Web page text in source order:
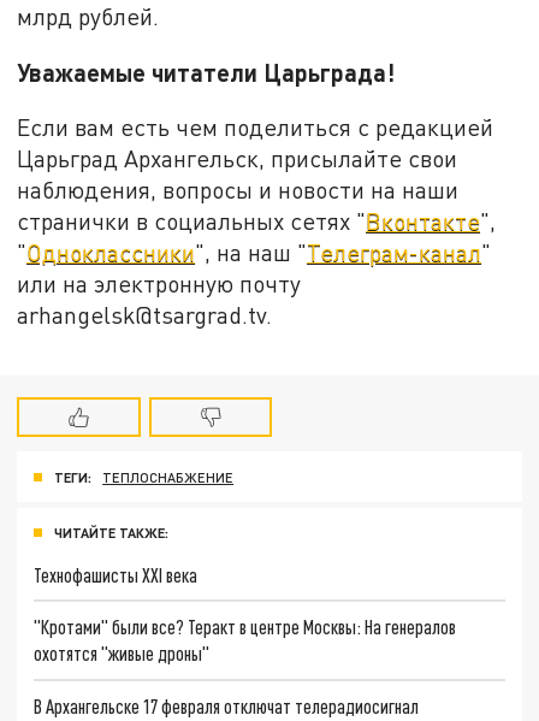
млрд рублей.
Уважаемые читатели Царьграда!
Если вам есть чем поделиться с редакцией
Царьград Архангельск, присылайте свои
наблюдения, вопросы и новости на наши
странички в социальных сетях "Вконтакте",
"Одноклассники", на наш "Телеграм-канал"
или на электронную почту
arhangelsk@tsargrad.tv.
ТЕГИ: ТЕПЛОСНАБЖЕНИЕ
ЧИТАЙТЕ ТАКЖЕ:
Технофашисты XXI века
"Кротами" были все? Теракт в центре Москвы: На генералов
охотятся "живые дроны"
В Архангельске 17 февраля отключат телерадиосигнал